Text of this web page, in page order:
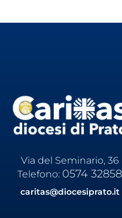
Via del Seminario, 36
Telefono: 0574 32858
caritas@diocesiprato.it